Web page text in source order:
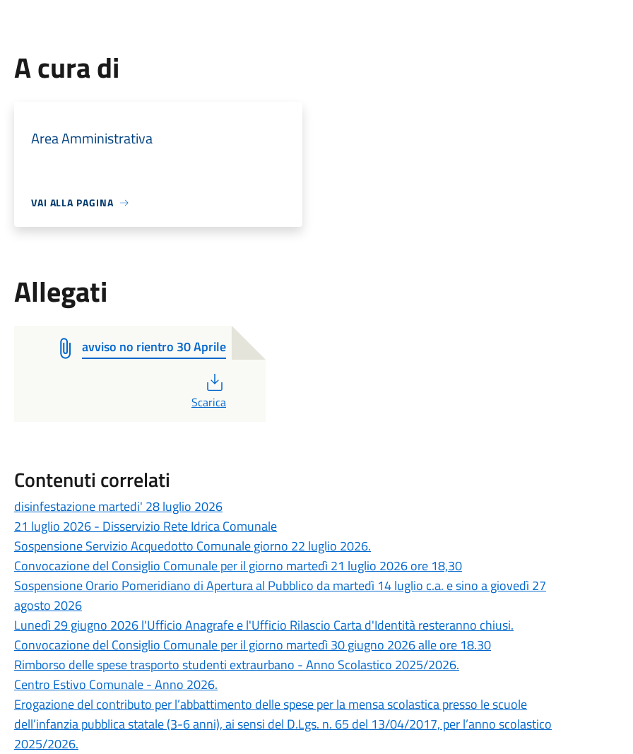
A cura di
Area Amministrativa
VAI ALLA PAGINA
Allegati
avviso no rientro 30 Aprile
Scarica
Contenuti correlati
disinfestazione martedi' 28 luglio 2026
21 luglio 2026 - Disservizio Rete Idrica Comunale
Sospensione Servizio Acquedotto Comunale giorno 22 luglio 2026.
Convocazione del Consiglio Comunale per il giorno martedì 21 luglio 2026 ore 18,30
Sospensione Orario Pomeridiano di Apertura al Pubblico da martedì 14 luglio c.a. e sino a giovedì 27
agosto 2026
Lunedì 29 giugno 2026 l'Ufficio Anagrafe e l'Ufficio Rilascio Carta d'Identità resteranno chiusi.
Convocazione del Consiglio Comunale per il giorno martedì 30 giugno 2026 alle ore 18.30
Rimborso delle spese trasporto studenti extraurbano - Anno Scolastico 2025/2026.
Centro Estivo Comunale - Anno 2026.
Erogazione del contributo per l’abbattimento delle spese per la mensa scolastica presso le scuole
dell’infanzia pubblica statale (3-6 anni), ai sensi del D.Lgs. n. 65 del 13/04/2017, per l’anno scolastico
2025/2026.